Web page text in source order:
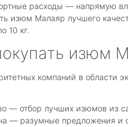
расходы — напрямую
изюм Малаяр лучшего
10 кг.
изюм
компаний в области
— отбор лучших изюмов из
— разумные предложения и